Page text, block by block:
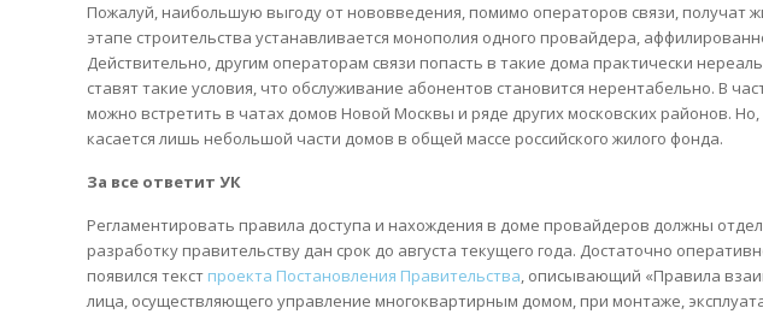
Пожалуй, наибольшую выгоду от нововведения, помимо операторов связи, получат
этапе строительства устанавливается монополия одного провайдера,
Действительно, другим операторам связи попасть в такие дома практически
ставят такие условия, что обслуживание абонентов становится нерентабельно. В
можно встретить в чатах домов Новой Москвы и ряде других московских районов. Но,
касается лишь небольшой части домов в общей массе российского жилого фонда.
За все ответит УК
Регламентировать правила доступа и нахождения в доме провайдеров должны
разработку правительству дан срок до августа текущего года. Достаточно
появился текст проекта Постановления Правительства, описывающий «Правила
лица, осуществляющего управление многоквартирным домом, при монтаже,